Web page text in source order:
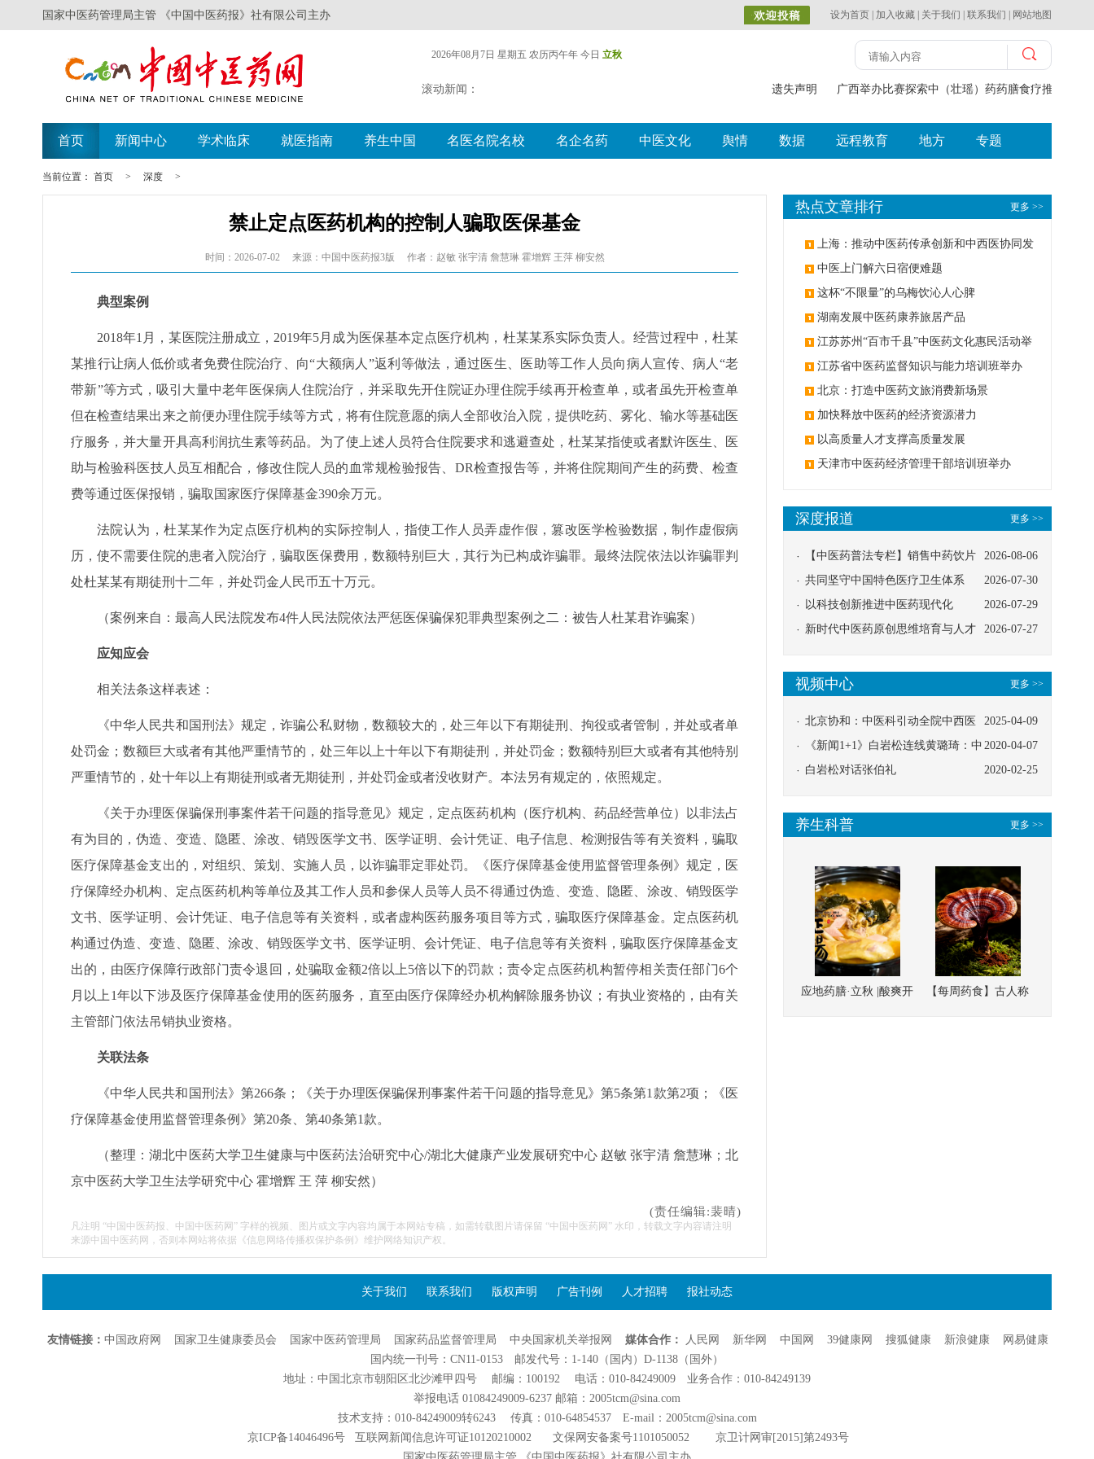
国家中医药管理局主管 《中国中医药报》社有限公司主办 设为首页 加入收藏 关于我们 联系我们 网站地图
2026年08月7日 星期五 农历丙午年 今日 立秋
滚动新闻： 遗失声明 广西举办比赛探索中（壮瑶）药药膳食疗推广应
首页 新闻中心 学术临床 就医指南 养生中国 名医名院名校 名企名药 中医文化 舆情 数据 远程教育 地方 专题
当前位置： 首页 > 深度 >
禁止定点医药机构的控制人骗取医保基金
时间：2026-07-02 来源：中国中医药报3版 作者：赵敏 张宇清 詹慧琳 霍增辉 王萍 柳安然
典型案例
2018年1月，某医院注册成立，2019年5月成为医保基本定点医疗机构，杜某某系实际负责人。经营过程中，杜某
某推行让病人低价或者免费住院治疗、向“大额病人”返利等做法，通过医生、医助等工作人员向病人宣传、病人“老
带新”等方式，吸引大量中老年医保病人住院治疗，并采取先开住院证办理住院手续再开检查单，或者虽先开检查单
但在检查结果出来之前便办理住院手续等方式，将有住院意愿的病人全部收治入院，提供吃药、雾化、输水等基础医
疗服务，并大量开具高利润抗生素等药品。为了使上述人员符合住院要求和逃避查处，杜某某指使或者默许医生、医
助与检验科医技人员互相配合，修改住院人员的血常规检验报告、DR检查报告等，并将住院期间产生的药费、检查
费等通过医保报销，骗取国家医疗保障基金390余万元。
法院认为，杜某某作为定点医疗机构的实际控制人，指使工作人员弄虚作假，篡改医学检验数据，制作虚假病
历，使不需要住院的患者入院治疗，骗取医保费用，数额特别巨大，其行为已构成诈骗罪。最终法院依法以诈骗罪判
处杜某某有期徒刑十二年，并处罚金人民币五十万元。
（案例来自：最高人民法院发布4件人民法院依法严惩医保骗保犯罪典型案例之二：被告人杜某君诈骗案）
应知应会
相关法条这样表述：
《中华人民共和国刑法》规定，诈骗公私财物，数额较大的，处三年以下有期徒刑、拘役或者管制，并处或者单
处罚金；数额巨大或者有其他严重情节的，处三年以上十年以下有期徒刑，并处罚金；数额特别巨大或者有其他特别
严重情节的，处十年以上有期徒刑或者无期徒刑，并处罚金或者没收财产。本法另有规定的，依照规定。
《关于办理医保骗保刑事案件若干问题的指导意见》规定，定点医药机构（医疗机构、药品经营单位）以非法占
有为目的，伪造、变造、隐匿、涂改、销毁医学文书、医学证明、会计凭证、电子信息、检测报告等有关资料，骗取
医疗保障基金支出的，对组织、策划、实施人员，以诈骗罪定罪处罚。《医疗保障基金使用监督管理条例》规定，医
疗保障经办机构、定点医药机构等单位及其工作人员和参保人员等人员不得通过伪造、变造、隐匿、涂改、销毁医学
文书、医学证明、会计凭证、电子信息等有关资料，或者虚构医药服务项目等方式，骗取医疗保障基金。定点医药机
构通过伪造、变造、隐匿、涂改、销毁医学文书、医学证明、会计凭证、电子信息等有关资料，骗取医疗保障基金支
出的，由医疗保障行政部门责令退回，处骗取金额2倍以上5倍以下的罚款；责令定点医药机构暂停相关责任部门6个
月以上1年以下涉及医疗保障基金使用的医药服务，直至由医疗保障经办机构解除服务协议；有执业资格的，由有关
主管部门依法吊销执业资格。
关联法条
《中华人民共和国刑法》第266条；《关于办理医保骗保刑事案件若干问题的指导意见》第5条第1款第2项；《医
疗保障基金使用监督管理条例》第20条、第40条第1款。
（整理：湖北中医药大学卫生健康与中医药法治研究中心/湖北大健康产业发展研究中心 赵敏 张宇清 詹慧琳；北
京中医药大学卫生法学研究中心 霍增辉 王 萍 柳安然）
(责任编辑:裴晴)
凡注明 “中国中医药报、中国中医药网” 字样的视频、图片或文字内容均属于本网站专稿，如需转载图片请保留 “中国中医药网” 水印，转载文字内容请注明
来源中国中医药网，否则本网站将依据《信息网络传播权保护条例》维护网络知识产权。
更多 >>
热点文章排行
上海：推动中医药传承创新和中西医协同发
展 中医上门解六日宿便难题
这杯“不限量”的乌梅饮沁人心脾
湖南发展中医药康养旅居产品
江苏苏州“百市千县”中医药文化惠民活动举
办 江苏省中医药监督知识与能力培训班举办
北京：打造中医药文旅消费新场景
加快释放中医药的经济资源潜力
以高质量人才支撑高质量发展
天津市中医药经济管理干部培训班举办
更多 >>
深度报道
2026-08-06
【中医药普法专栏】销售中药饮片
应告知煎服方法及注意事项
2026-07-30
共同坚守中国特色医疗卫生体系
2026-07-29
以科技创新推进中医药现代化
2026-07-27
新时代中医药原创思维培育与人才
更多 >>
视频中心
2025-04-09
北京协和：中医科引动全院中西医
协同
2020-04-07
《新闻1+1》白岩松连线黄璐琦：中
医救治的临床效果
2020-02-25
白岩松对话张伯礼
更多 >>
养生科普
应地药膳·立秋 |酸爽开
【每周药食】古人称
关于我们 联系我们 版权声明 广告刊例 人才招聘 报社动态
友情链接： 中国政府网 国家卫生健康委员会 国家中医药管理局 国家药品监督管理局 中央国家机关举报网 媒体合作： 人民网 新华网 中国网 39健康网 搜狐健康 新浪健康
网易健康
国内统一刊号：CN11-0153 邮发代号：1-140（国内）D-1138（国外）
地址：中国北京市朝阳区北沙滩甲四号 邮编：100192 电话：010-84249009 业务合作：010-84249139
举报电话 01084249009-6237 邮箱：2005tcm@sina.com
技术支持：010-84249009转6243 传真：010-64854537 E-mail：2005tcm@sina.com
京ICP备14046496号
互联网新闻信息许可证10120210002文保网安备案号1101050052 京卫计网审[2015]第2493号